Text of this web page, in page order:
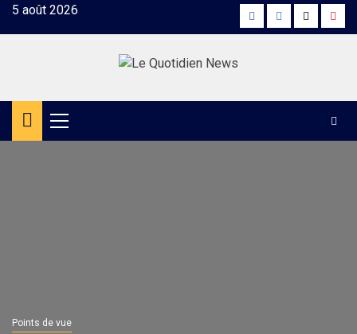
Skip5 août 2026 FacebookInstagram
Twitter
Primary
Menu
Points de vue